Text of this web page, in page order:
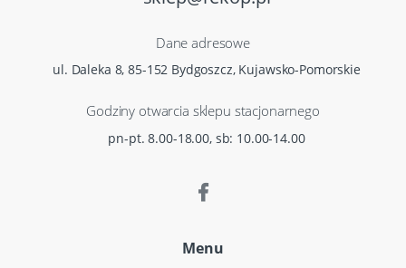
Dane adresowe
ul. Daleka 8, 85-152 Bydgoszcz, Kujawsko-Pomorskie
Godziny otwarcia sklepu stacjonarnego
pn-pt. 8.00-18.00, sb: 10.00-14.00
Menu